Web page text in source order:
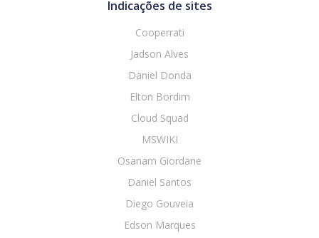
Indicações de sites
Cooperrati
Jadson Alves
Daniel Donda
Elton Bordim
Cloud Squad
MSWIKI
Osanam Giordane
Daniel Santos
Diego Gouveia
Edson Marques